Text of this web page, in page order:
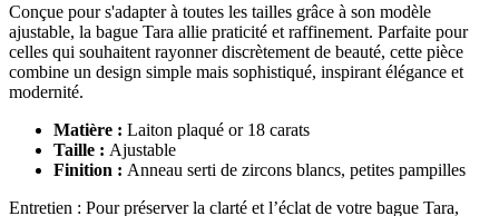
Conçue pour s'adapter à toutes les tailles grâce à son modèle
ajustable, la bague Tara allie praticité et raffinement. Parfaite pour
celles qui souhaitent rayonner discrètement de beauté, cette pièce
combine un design simple mais sophistiqué, inspirant élégance et
modernité.
Matière : Laiton plaqué or 18 carats
Taille : Ajustable
Finition : Anneau serti de zircons blancs, petites pampilles
Entretien : Pour préserver la clarté et l’éclat de votre bague Tara,